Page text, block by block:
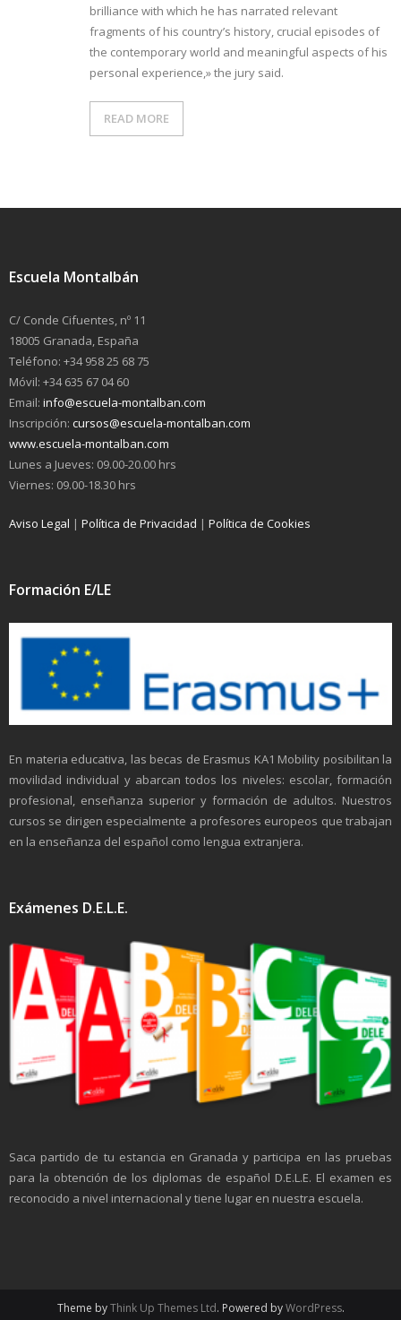
brilliance with which he has narrated relevant
fragments of his country’s history, crucial episodes of
the contemporary world and meaningful aspects of his
personal experience,» the jury said.
READ MORE
Escuela Montalbán
C/ Conde Cifuentes, nº 11
18005 Granada, España
Teléfono: +34 958 25 68 75
Móvil: +34 635 67 04 60
Email: info@escuela-montalban.com
Inscripción: cursos@escuela-montalban.com
www.escuela-montalban.com
Lunes a Jueves: 09.00-20.00 hrs
Viernes: 09.00-18.30 hrs
Aviso Legal | Política de Privacidad | Política de Cookies
Formación E/LE
En materia educativa, las becas de Erasmus KA1 Mobility posibilitan la
movilidad individual y abarcan todos los niveles: escolar, formación
profesional, enseñanza superior y formación de adultos. Nuestros
cursos se dirigen especialmente a profesores europeos que trabajan
en la enseñanza del español como lengua extranjera.
Exámenes D.E.L.E.
Saca partido de tu estancia en Granada y participa en las pruebas
para la obtención de los diplomas de español D.E.L.E. El examen es
reconocido a nivel internacional y tiene lugar en nuestra escuela.
Theme byThink Up Themes Ltd. Powered byWordPress.